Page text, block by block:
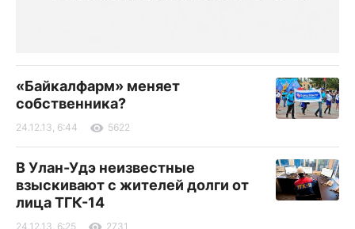
«Байкалфарм» меняет
собственника?
24.12.13, 6:44 5622
В Улан-Удэ неизвестные
взыскивают с жителей долги от
лица ТГК-14
24.12.13, 6:25 2731